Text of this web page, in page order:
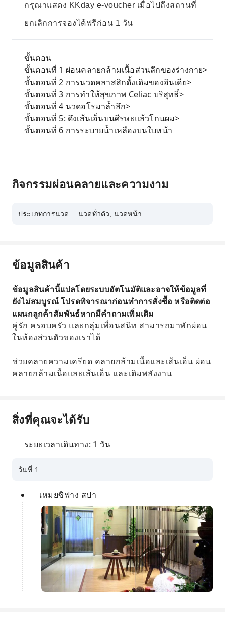
กรุณาแสดง KKday e-voucher เมื่อไปถึงสถานที่
ยกเลิกการจองได้ฟรีก่อน 1 วัน
ขั้นตอน
ขั้นตอนที่ 1 ผ่อนคลายกล้ามเนื้อส่วนลึกของร่างกาย>
ขั้นตอนที่ 2 การนวดคลาสสิกดั้งเดิมของอินเดีย>
ขั้นตอนที่ 3 การทำให้สุขภาพ Celiac บริสุทธิ์>
ขั้นตอนที่ 4 นวดอโรมาล้ำลึก>
ขั้นตอนที่ 5: ดึงเส้นเอ็นบนศีรษะแล้วโกนผม>
ขั้นตอนที่ 6 การระบายน้ำเหลืองบนใบหน้า
กิจกรรมผ่อนคลายและความงาม
ประเภทการนวด นวดทั่วตัว, นวดหน้า
ข้อมูลสินค้า
ข้อมูลสินค้านี้แปลโดยระบบอัตโนมัติและอาจให้ข้อมูลที่
ยังไม่สมบูรณ์ โปรดพิจารณาก่อนทำการสั่งซื้อ หรือติดต่อ
แผนกลูกค้าสัมพันธ์หากมีคำถามเพิ่มเติม
คู่รัก ครอบครัว และกลุ่มเพื่อนสนิท สามารถมาพักผ่อน
ในห้องส่วนตัวของเราได้
ช่วยคลายความเครียด คลายกล้ามเนื้อและเส้นเอ็น ผ่อน
คลายกล้ามเนื้อและเส้นเอ็น และเติมพลังงาน
สิ่งที่คุณจะได้รับ
ระยะเวลาเดินทาง: 1 วัน
วันที่ 1
เหมยซิฟาง สปา